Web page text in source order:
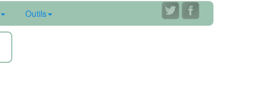
Outils